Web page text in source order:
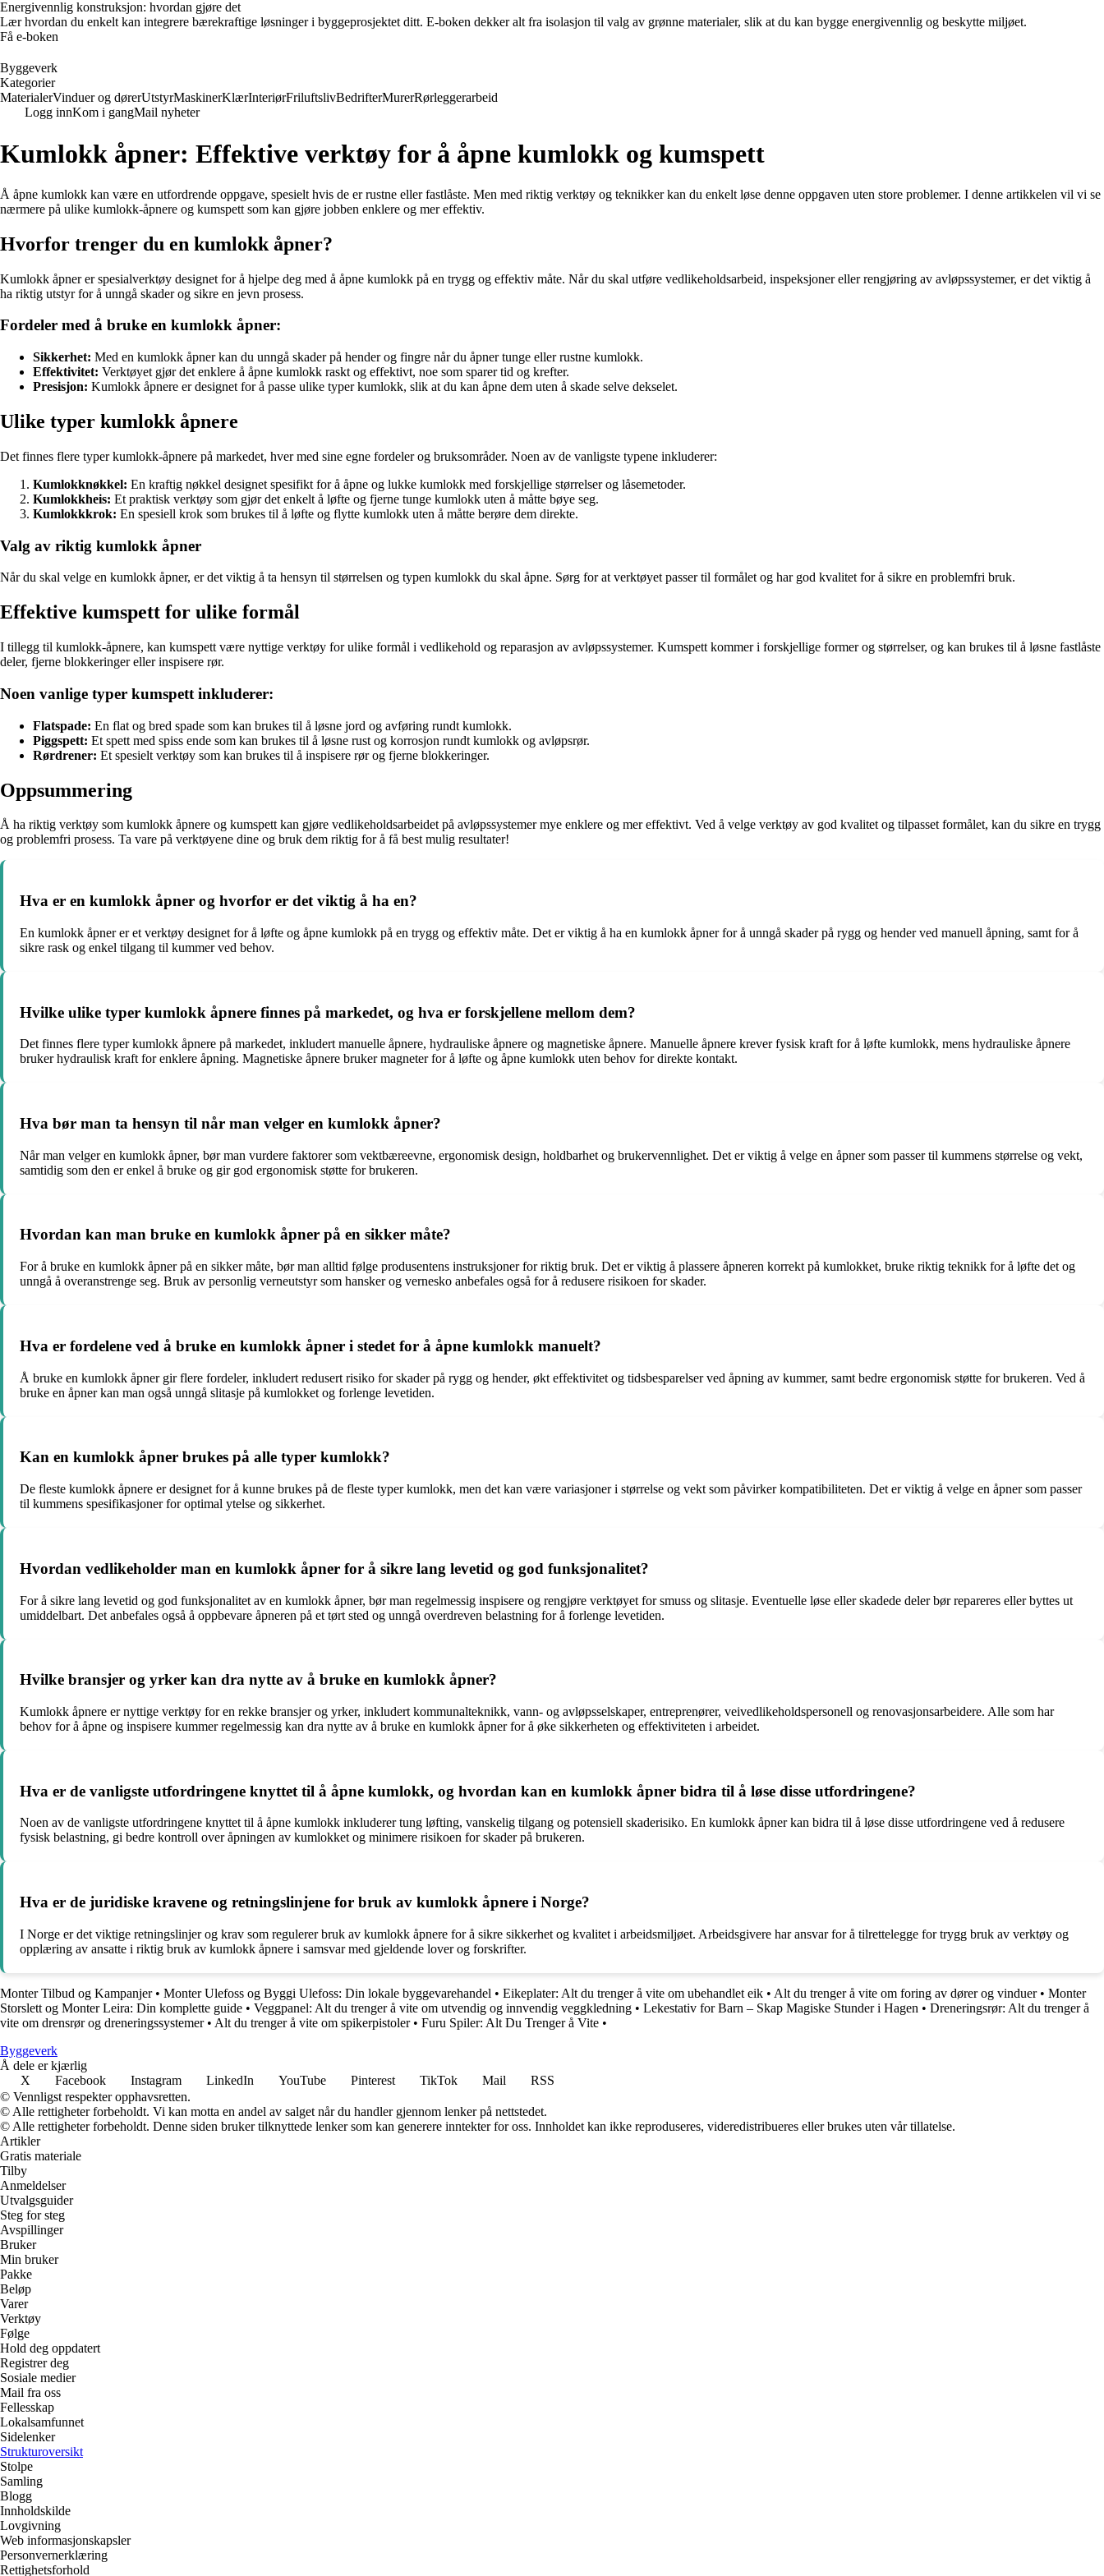
Energivennlig konstruksjon: hvordan gjøre det
Lær hvordan du enkelt kan integrere bærekraftige løsninger i byggeprosjektet ditt. E-boken dekker alt fra isolasjon til valg av grønne materialer, slik at du kan bygge energivennlig og beskytte miljøet.
Få e-boken
Byggeverk
Kategorier
MaterialerVinduer og dørerUtstyrMaskinerKlærInteriørFriluftslivBedrifterMurerRørleggerarbeid
Logg innKom i gangMail nyheter
Kumlokk åpner: Effektive verktøy for å åpne kumlokk og kumspett
Å åpne kumlokk kan være en utfordrende oppgave, spesielt hvis de er rustne eller fastlåste. Men med riktig verktøy og teknikker kan du enkelt løse denne oppgaven uten store problemer. I denne artikkelen vil vi se
nærmere på ulike kumlokk-åpnere og kumspett som kan gjøre jobben enklere og mer effektiv.
Hvorfor trenger du en kumlokk åpner?
Kumlokk åpner er spesialverktøy designet for å hjelpe deg med å åpne kumlokk på en trygg og effektiv måte. Når du skal utføre vedlikeholdsarbeid, inspeksjoner eller rengjøring av avløpssystemer, er det viktig å
ha riktig utstyr for å unngå skader og sikre en jevn prosess.
Fordeler med å bruke en kumlokk åpner:
Sikkerhet: Med en kumlokk åpner kan du unngå skader på hender og fingre når du åpner tunge eller rustne kumlokk.
Effektivitet: Verktøyet gjør det enklere å åpne kumlokk raskt og effektivt, noe som sparer tid og krefter.
Presisjon: Kumlokk åpnere er designet for å passe ulike typer kumlokk, slik at du kan åpne dem uten å skade selve dekselet.
Ulike typer kumlokk åpnere
Det finnes flere typer kumlokk-åpnere på markedet, hver med sine egne fordeler og bruksområder. Noen av de vanligste typene inkluderer:
Kumlokknøkkel: En kraftig nøkkel designet spesifikt for å åpne og lukke kumlokk med forskjellige størrelser og låsemetoder.
Kumlokkheis: Et praktisk verktøy som gjør det enkelt å løfte og fjerne tunge kumlokk uten å måtte bøye seg.
Kumlokkkrok: En spesiell krok som brukes til å løfte og flytte kumlokk uten å måtte berøre dem direkte.
Valg av riktig kumlokk åpner
Når du skal velge en kumlokk åpner, er det viktig å ta hensyn til størrelsen og typen kumlokk du skal åpne. Sørg for at verktøyet passer til formålet og har god kvalitet for å sikre en problemfri bruk.
Effektive kumspett for ulike formål
I tillegg til kumlokk-åpnere, kan kumspett være nyttige verktøy for ulike formål i vedlikehold og reparasjon av avløpssystemer. Kumspett kommer i forskjellige former og størrelser, og kan brukes til å løsne fastlåste
deler, fjerne blokkeringer eller inspisere rør.
Noen vanlige typer kumspett inkluderer:
Flatspade: En flat og bred spade som kan brukes til å løsne jord og avføring rundt kumlokk.
Piggspett: Et spett med spiss ende som kan brukes til å løsne rust og korrosjon rundt kumlokk og avløpsrør.
Rørdrener: Et spesielt verktøy som kan brukes til å inspisere rør og fjerne blokkeringer.
Oppsummering
Å ha riktig verktøy som kumlokk åpnere og kumspett kan gjøre vedlikeholdsarbeidet på avløpssystemer mye enklere og mer effektivt. Ved å velge verktøy av god kvalitet og tilpasset formålet, kan du sikre en trygg
og problemfri prosess. Ta vare på verktøyene dine og bruk dem riktig for å få best mulig resultater!
Hva er en kumlokk åpner og hvorfor er det viktig å ha en?
En kumlokk åpner er et verktøy designet for å løfte og åpne kumlokk på en trygg og effektiv måte. Det er viktig å ha en kumlokk åpner for å unngå skader på rygg og hender ved manuell åpning, samt for å
sikre rask og enkel tilgang til kummer ved behov.
Hvilke ulike typer kumlokk åpnere finnes på markedet, og hva er forskjellene mellom dem?
Det finnes flere typer kumlokk åpnere på markedet, inkludert manuelle åpnere, hydrauliske åpnere og magnetiske åpnere. Manuelle åpnere krever fysisk kraft for å løfte kumlokk, mens hydrauliske åpnere
bruker hydraulisk kraft for enklere åpning. Magnetiske åpnere bruker magneter for å løfte og åpne kumlokk uten behov for direkte kontakt.
Hva bør man ta hensyn til når man velger en kumlokk åpner?
Når man velger en kumlokk åpner, bør man vurdere faktorer som vektbæreevne, ergonomisk design, holdbarhet og brukervennlighet. Det er viktig å velge en åpner som passer til kummens størrelse og vekt,
samtidig som den er enkel å bruke og gir god ergonomisk støtte for brukeren.
Hvordan kan man bruke en kumlokk åpner på en sikker måte?
For å bruke en kumlokk åpner på en sikker måte, bør man alltid følge produsentens instruksjoner for riktig bruk. Det er viktig å plassere åpneren korrekt på kumlokket, bruke riktig teknikk for å løfte det og
unngå å overanstrenge seg. Bruk av personlig verneutstyr som hansker og vernesko anbefales også for å redusere risikoen for skader.
Hva er fordelene ved å bruke en kumlokk åpner i stedet for å åpne kumlokk manuelt?
Å bruke en kumlokk åpner gir flere fordeler, inkludert redusert risiko for skader på rygg og hender, økt effektivitet og tidsbesparelser ved åpning av kummer, samt bedre ergonomisk støtte for brukeren. Ved å
bruke en åpner kan man også unngå slitasje på kumlokket og forlenge levetiden.
Kan en kumlokk åpner brukes på alle typer kumlokk?
De fleste kumlokk åpnere er designet for å kunne brukes på de fleste typer kumlokk, men det kan være variasjoner i størrelse og vekt som påvirker kompatibiliteten. Det er viktig å velge en åpner som passer
til kummens spesifikasjoner for optimal ytelse og sikkerhet.
Hvordan vedlikeholder man en kumlokk åpner for å sikre lang levetid og god funksjonalitet?
For å sikre lang levetid og god funksjonalitet av en kumlokk åpner, bør man regelmessig inspisere og rengjøre verktøyet for smuss og slitasje. Eventuelle løse eller skadede deler bør repareres eller byttes ut
umiddelbart. Det anbefales også å oppbevare åpneren på et tørt sted og unngå overdreven belastning for å forlenge levetiden.
Hvilke bransjer og yrker kan dra nytte av å bruke en kumlokk åpner?
Kumlokk åpnere er nyttige verktøy for en rekke bransjer og yrker, inkludert kommunalteknikk, vann- og avløpsselskaper, entreprenører, veivedlikeholdspersonell og renovasjonsarbeidere. Alle som har
behov for å åpne og inspisere kummer regelmessig kan dra nytte av å bruke en kumlokk åpner for å øke sikkerheten og effektiviteten i arbeidet.
Hva er de vanligste utfordringene knyttet til å åpne kumlokk, og hvordan kan en kumlokk åpner bidra til å løse disse utfordringene?
Noen av de vanligste utfordringene knyttet til å åpne kumlokk inkluderer tung løfting, vanskelig tilgang og potensiell skaderisiko. En kumlokk åpner kan bidra til å løse disse utfordringene ved å redusere
fysisk belastning, gi bedre kontroll over åpningen av kumlokket og minimere risikoen for skader på brukeren.
Hva er de juridiske kravene og retningslinjene for bruk av kumlokk åpnere i Norge?
I Norge er det viktige retningslinjer og krav som regulerer bruk av kumlokk åpnere for å sikre sikkerhet og kvalitet i arbeidsmiljøet. Arbeidsgivere har ansvar for å tilrettelegge for trygg bruk av verktøy og
opplæring av ansatte i riktig bruk av kumlokk åpnere i samsvar med gjeldende lover og forskrifter.
Monter Tilbud og Kampanjer• Monter Ulefoss og Byggi Ulefoss: Din lokale byggevarehandel • Eikeplater: Alt du trenger å vite om ubehandlet eik • Alt du trenger å vite om foring av dører og vinduer• Monter
Storslett og Monter Leira: Din komplette guide • Veggpanel: Alt du trenger å vite om utvendig og innvendig veggkledning • Lekestativ for Barn – Skap Magiske Stunder i Hagen • Dreneringsrør: Alt du trenger å
vite om drensrør og dreneringssystemer• Alt du trenger å vite om spikerpistoler• Furu Spiler: Alt Du Trenger å Vite •
Byggeverk
Å dele er kjærlig
X
Facebook Instagram LinkedIn YouTube Pinterest TikTok Mail
RSS
© Vennligst respekter opphavsretten.
© Alle rettigheter forbeholdt. Vi kan motta en andel av salget når du handler gjennom lenker på nettstedet.
© Alle rettigheter forbeholdt. Denne siden bruker tilknyttede lenker som kan generere inntekter for oss. Innholdet kan ikke reproduseres, videredistribueres eller brukes uten vår tillatelse.
Artikler
Gratis materiale
Tilby
Anmeldelser
Utvalgsguider
Steg for steg
Avspillinger
Bruker
Min bruker
Pakke
Beløp
Varer
Verktøy
Følge
Hold deg oppdatert
Registrer deg
Sosiale medier
Mail fra oss
Fellesskap
Lokalsamfunnet
Sidelenker
Strukturoversikt
Stolpe
Samling
Blogg
Innholdskilde
Lovgivning
Web informasjonskapsler
Personvernerklæring
Rettighetsforhold